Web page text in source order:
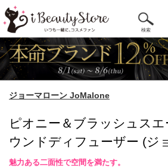
検索
ジョーマローン JoMalone
ピオニー＆ブラッシュス
ウンドディフューザー (ジ
魅力ある二面性で空間を満たす。